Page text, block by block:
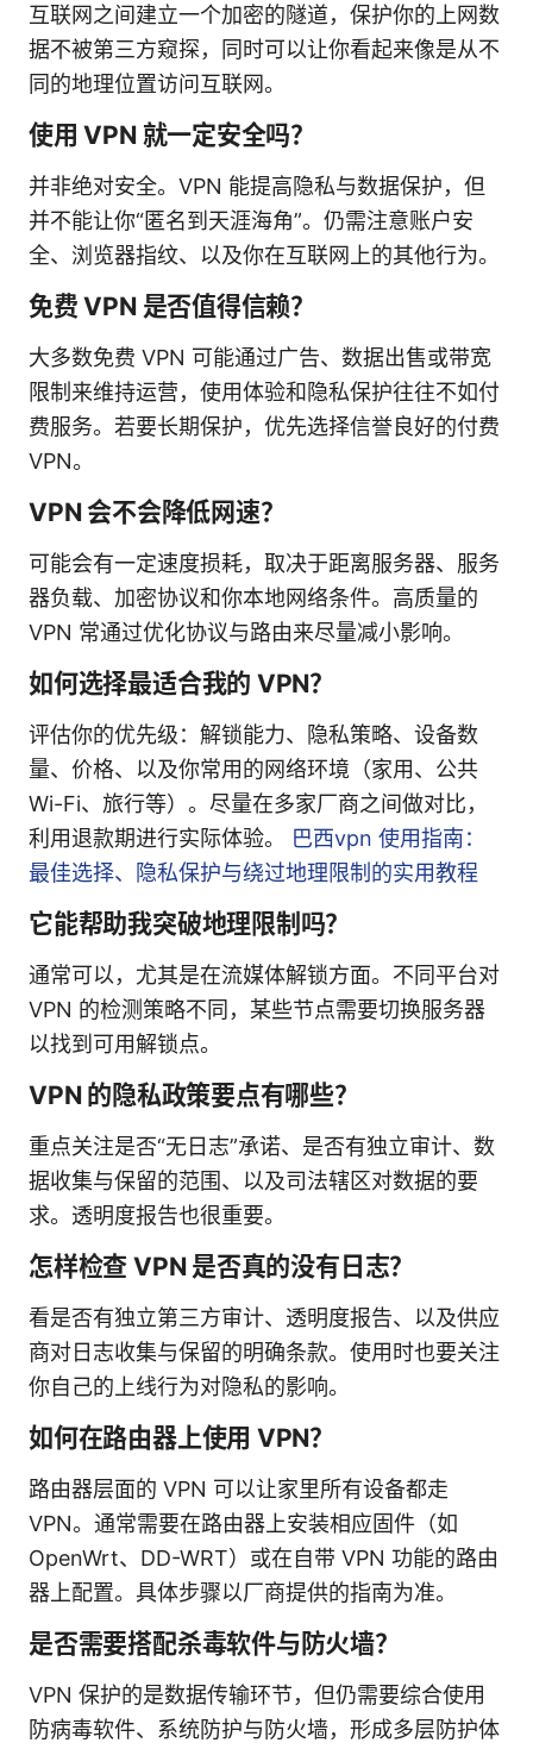
互联网之间建立一个加密的隧道，保护你的上网数
据不被第三方窥探，同时可以让你看起来像是从不
同的地理位置访问互联网。
使用 VPN 就一定安全吗？
并非绝对安全。VPN 能提高隐私与数据保护，但
并不能让你“匿名到天涯海角”。仍需注意账户安
全、浏览器指纹、以及你在互联网上的其他行为。
免费 VPN 是否值得信赖？
大多数免费 VPN 可能通过广告、数据出售或带宽
限制来维持运营，使用体验和隐私保护往往不如付
费服务。若要长期保护，优先选择信誉良好的付费
VPN。
VPN 会不会降低网速？
可能会有一定速度损耗，取决于距离服务器、服务
器负载、加密协议和你本地网络条件。高质量的
VPN 常通过优化协议与路由来尽量减小影响。
如何选择最适合我的 VPN？
评估你的优先级：解锁能力、隐私策略、设备数
量、价格、以及你常用的网络环境（家用、公共
Wi-Fi、旅行等）。尽量在多家厂商之间做对比，
利用退款期进行实际体验。 巴西vpn 使用指南：
最佳选择、隐私保护与绕过地理限制的实用教程
它能帮助我突破地理限制吗？
通常可以，尤其是在流媒体解锁方面。不同平台对
VPN 的检测策略不同，某些节点需要切换服务器
以找到可用解锁点。
VPN 的隐私政策要点有哪些？
重点关注是否“无日志”承诺、是否有独立审计、数
据收集与保留的范围、以及司法辖区对数据的要
求。透明度报告也很重要。
怎样检查 VPN 是否真的没有日志？
看是否有独立第三方审计、透明度报告、以及供应
商对日志收集与保留的明确条款。使用时也要关注
你自己的上线行为对隐私的影响。
如何在路由器上使用 VPN？
路由器层面的 VPN 可以让家里所有设备都走
VPN。通常需要在路由器上安装相应固件（如
OpenWrt、DD-WRT）或在自带 VPN 功能的路由
器上配置。具体步骤以厂商提供的指南为准。
是否需要搭配杀毒软件与防火墙？
VPN 保护的是数据传输环节，但仍需要综合使用
防病毒软件、系统防护与防火墙，形成多层防护体